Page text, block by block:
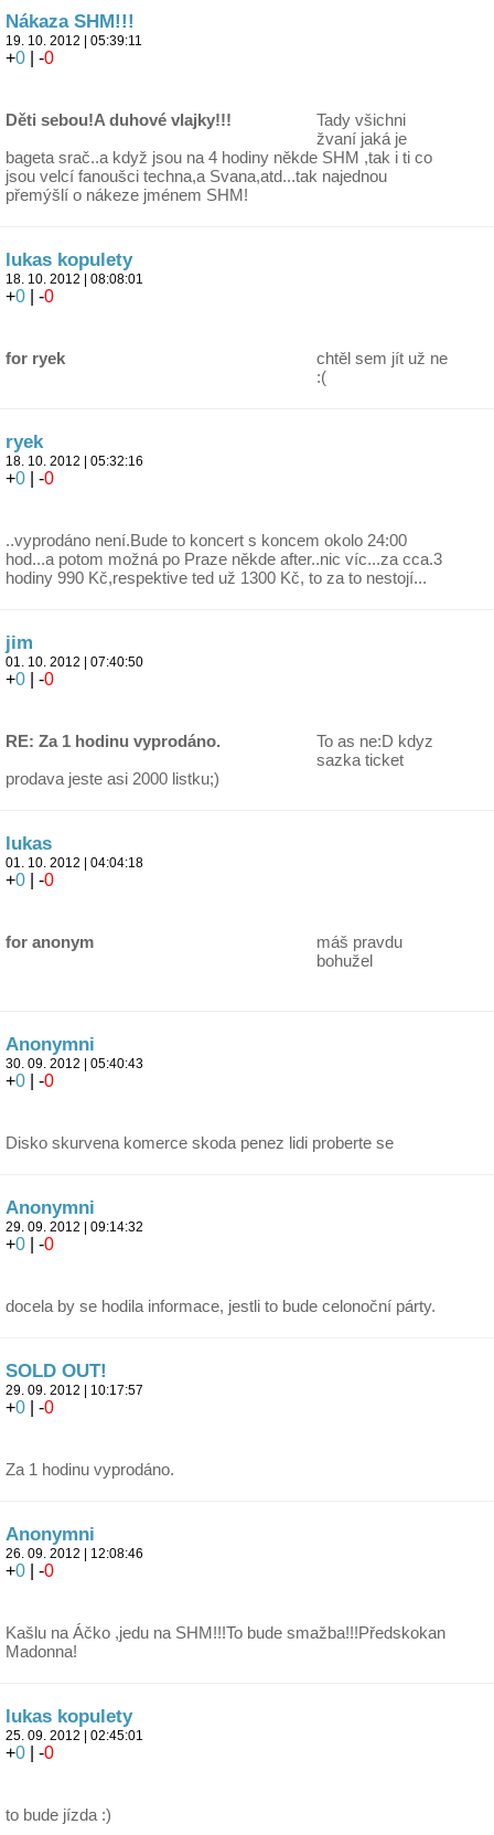
Nákaza SHM!!!
19. 10. 2012 | 05:39:11
+0 | -0
Děti sebou!A duhové vlajky!!!
Tady všichni
žvaní jaká je
bageta srač..a když jsou na 4 hodiny někde SHM ,tak i ti co
jsou velcí fanoušci techna,a Svana,atd...tak najednou
přemýšlí o nákeze jménem SHM!
lukas kopulety
18. 10. 2012 | 08:08:01
+0 | -0
for ryek
chtěl sem jít už ne
:(
ryek
18. 10. 2012 | 05:32:16
+0 | -0
..vyprodáno není.Bude to koncert s koncem okolo 24:00
hod...a potom možná po Praze někde after..nic víc...za cca.3
hodiny 990 Kč,respektive ted už 1300 Kč, to za to nestojí...
jim
01. 10. 2012 | 07:40:50
+0 | -0
RE: Za 1 hodinu vyprodáno.
To as ne:D kdyz
sazka ticket
prodava jeste asi 2000 listku;)
lukas
01. 10. 2012 | 04:04:18
+0 | -0
for anonym
máš pravdu
bohužel
Anonymni
30. 09. 2012 | 05:40:43
+0 | -0
Disko skurvena komerce skoda penez lidi proberte se
Anonymni
29. 09. 2012 | 09:14:32
+0 | -0
docela by se hodila informace, jestli to bude celonoční párty.
SOLD OUT!
29. 09. 2012 | 10:17:57
+0 | -0
Za 1 hodinu vyprodáno.
Anonymni
26. 09. 2012 | 12:08:46
+0 | -0
Kašlu na Áčko ,jedu na SHM!!!To bude smažba!!!Předskokan
Madonna!
lukas kopulety
25. 09. 2012 | 02:45:01
+0 | -0
to bude jízda :)